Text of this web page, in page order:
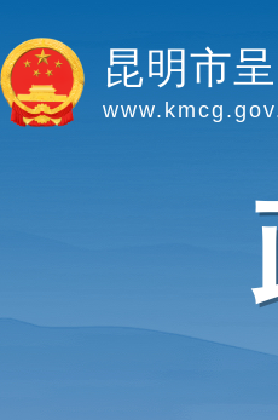
昆明市